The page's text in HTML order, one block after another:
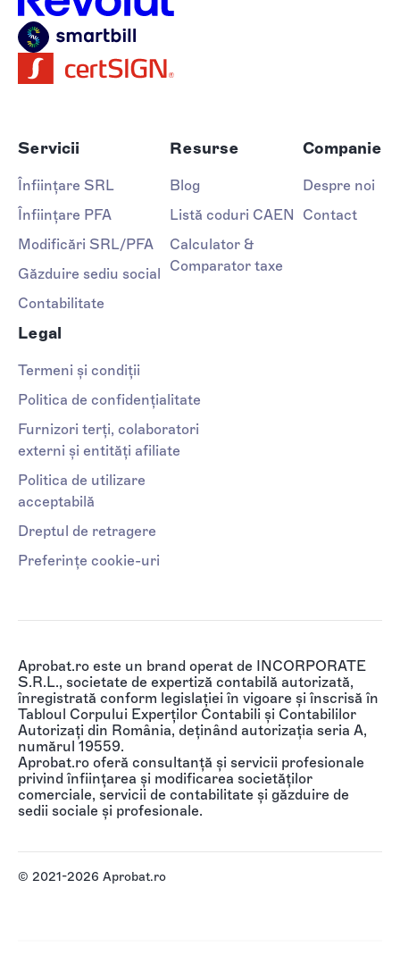
Servicii
Înființare SRL
Înființare PFA
Modificări SRL/PFA
Găzduire sediu social
Contabilitate
Resurse
Blog
Listă coduri CAEN
Calculator &
Comparator taxe
Companie
Despre noi
Contact
Legal
Termeni și condiții
Politica de confidențialitate
Furnizori terți, colaboratori
externi și entități afiliate
Politica de utilizare
acceptabilă
Dreptul de retragere
Preferințe cookie-uri
Aprobat.ro este un brand operat de INCORPORATE
S.R.L., societate de expertiză contabilă autorizată,
înregistrată conform legislației în vigoare și înscrisă în
Tabloul Corpului Experților Contabili și Contabililor
Autorizați din România, deținând autorizația seria A,
numărul 19559.
Aprobat.ro oferă consultanță și servicii profesionale
privind înființarea și modificarea societăților
comerciale, servicii de contabilitate și găzduire de
sedii sociale și profesionale.
© 2021-2026 Aprobat.ro